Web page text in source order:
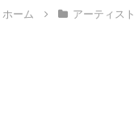
ホーム アーティスト